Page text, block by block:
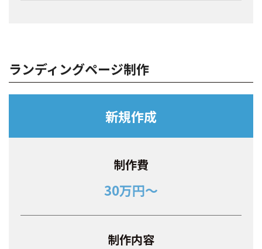
ランディングページ制作
新規作成
制作費
30万円～
制作内容